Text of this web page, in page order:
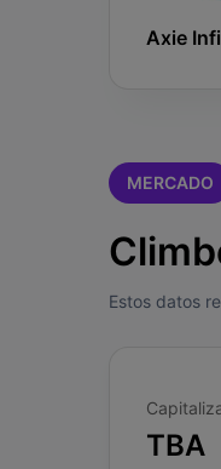
Axie
MERCADO
Estos datos
TBA